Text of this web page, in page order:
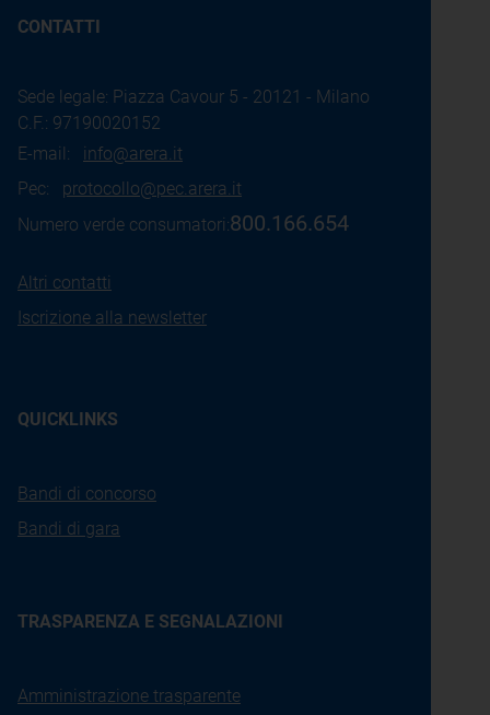
CONTATTI
Sede legale: Piazza Cavour 5 - 20121 - Milano
C.F.: 97190020152
E-mail: info@arera.it
Pec: protocollo@pec.arera.it
Numero verde consumatori:800.166.654
Altri contatti
Iscrizione alla newsletter
QUICKLINKS
Bandi di concorso
Bandi di gara
TRASPARENZA E SEGNALAZIONI
Amministrazione trasparente